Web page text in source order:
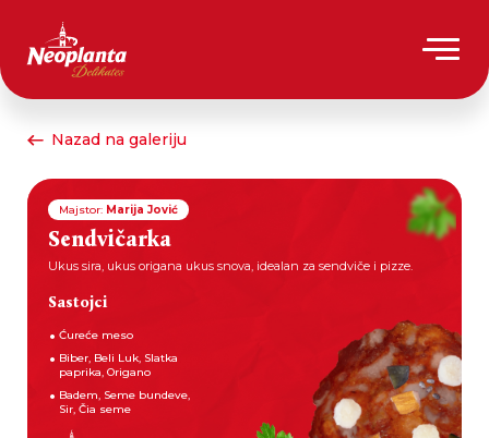
Nazad na galeriju
Majstor: Marija Jović
Sendvičarka
Ukus sira, ukus origana ukus snova, idealan za sendviče i pizze.
Sastojci
Ćureće meso
Biber, Beli Luk, Slatka
paprika, Origano
Badem, Seme bundeve,
Sir, Čia seme